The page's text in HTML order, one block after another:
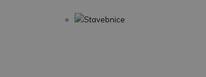
Stavebnice